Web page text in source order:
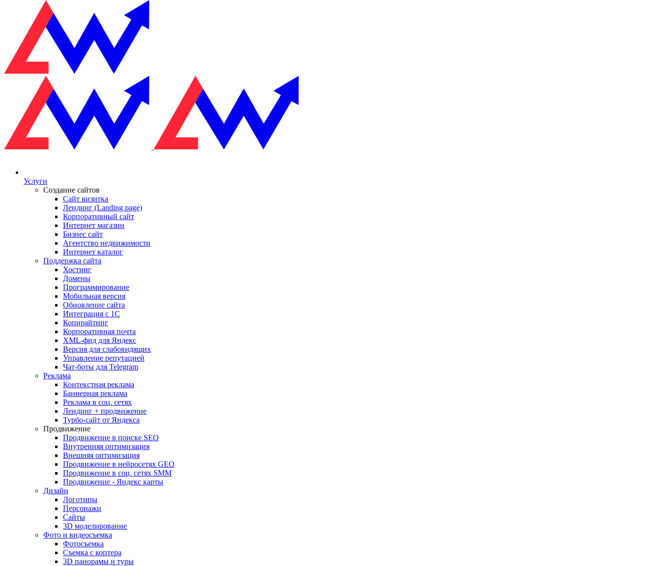
Услуги
Создание сайтов
Сайт визитка
Лендинг (Landing page)
Корпоративный сайт
Интернет магазин
Бизнес сайт
Агентство недвижимости
Интернет каталог
Поддержка сайта
Хостинг
Домены
Программирование
Мобильная версия
Обновление сайта
Интеграция с 1С
Копирайтинг
Корпоративная почта
XML-фид для Яндекс
Версия для слабовидящих
Управление репутацией
Чат-боты для Telegram
Реклама
Контекстная реклама
Баннерная реклама
Реклама в соц. сетях
Лендинг + продвижение
Турбо-сайт от Яндекса
Продвижение
Продвижение в поиске SEO
Внутренняя оптимизация
Внешняя оптимизация
Продвижение в нейросетях GEO
Продвижение в соц. сетях SMM
Продвижение - Яндекс карты
Дизайн
Логотипы
Персонажи
Сайты
3D моделирование
Фото и видеосъемка
Фотосъемка
Съемка с коптера
3D панорамы и туры